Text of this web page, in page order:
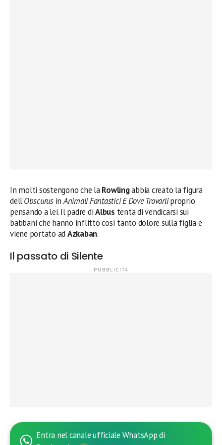
In molti sostengono che laRowlingabbia creato la figura
dell’ObscurusinAnimali Fantastici E Dove Trovarliproprio
pensando a lei. Il padre diAlbus tenta di vendicarsi sui
babbani che hanno inflitto così tanto dolore sulla figlia e
viene portato adAzkaban.
Il passato di Silente
Entra nel canale ufficiale WhatsApp di